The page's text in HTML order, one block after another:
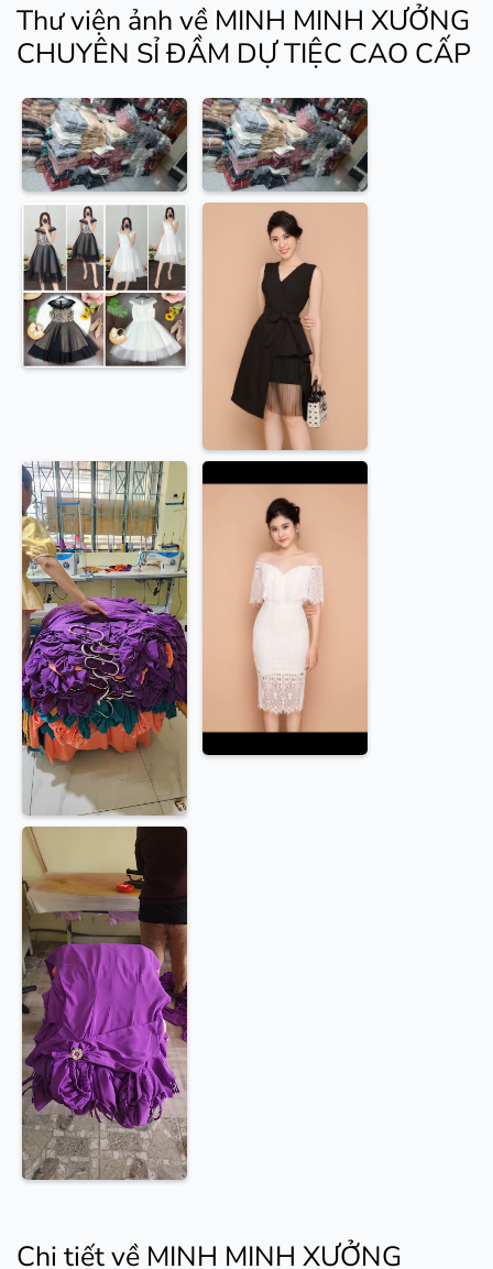
Thư viện ảnh về MINH MINH XƯỞNG
CHUYÊN SỈ ĐẦM DỰ TIỆC CAO CẤP
Chi tiết về MINH MINH XƯỞNG